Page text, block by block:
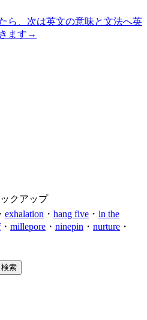
ら、次は英文の意味と文法へ英
ます →
クアップ
・ exhalation ・ hang five ・ in the
・ millepore ・ ninepin ・ nurture ・